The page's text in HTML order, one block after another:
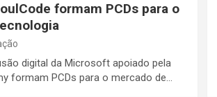
formam PCDs para o
digital da Microsoft apoiado pela
formam PCDs para o mercado de…